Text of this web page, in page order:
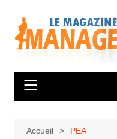
contenu
Accueil PEA